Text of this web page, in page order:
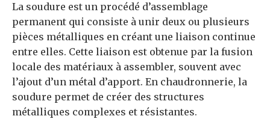
La soudure est un procédé d’assemblage
permanent qui consiste à unir deux ou plusieurs
pièces métalliques en créant une liaison continue
entre elles. Cette liaison est obtenue par la fusion
locale des matériaux à assembler, souvent avec
l’ajout d’un métal d’apport. En chaudronnerie, la
soudure permet de créer des structures
métalliques complexes et résistantes.